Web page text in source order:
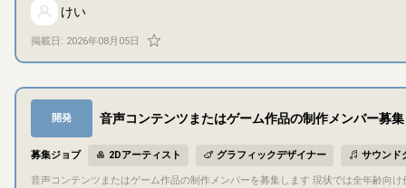
業 行っていただきたい作業は下記のような作業になります。 ・2Dアーティスト作業全般 ・ゲームデザイナー業務（ゲームの企画、基本仕様、システム仕様の決定
） すべてを一人で担っていただく前提ではありません。 下記のうち、興味のある部分がありましたらCAMPのメッセージ機能から是非ご応募ください。 ※ローグラ
イク、TFTといったオートチェスやオートバトラー等が好きな方を歓迎しています。 ・【2Dアーティスト】キャラクター：ドットキャラクターのスプライトと
メーション追加 ・【2Dアーティスト】アイコン：アイテム等のインゲーム部分
部分 ・【2Dアーティスト】エフェクト（VFX） バトル時のエフェクト作成 ・【ゲーム
けい
掲載日: 2026年08月05日
開発 音声コンテンツまたはゲーム作品の制作メンバー募集
募集ジョブ 2Dアーティスト グラフィックデザイナー サウンド
音声コンテンツまたはゲーム作品の制作メンバーを募集します 現状では全年齢向け作品、主にDLsiteで